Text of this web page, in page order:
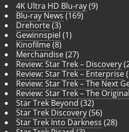
4K Ultra HD Blu-ray(9)
Blu-ray News (169)
Drehorte(3)
Gewinnspiel (1)
Kinofilme(8)
Merchandise(27)
Review: Star Trek – Discovery
Review: Star Trek – Enterprise
Review: Star Trek – The Next
Review: Star Trek – The
Star Trek Beyond (32)
Star Trek Discovery(56)
Star Trek Into Darkness (28)